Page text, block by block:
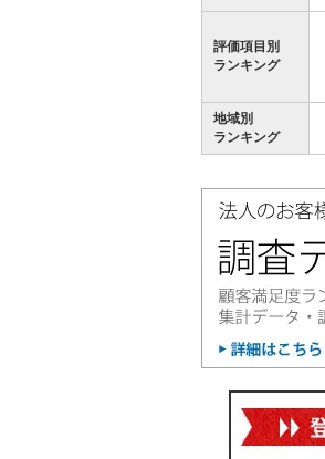
評価項目別
ランキング
地域別
ランキング